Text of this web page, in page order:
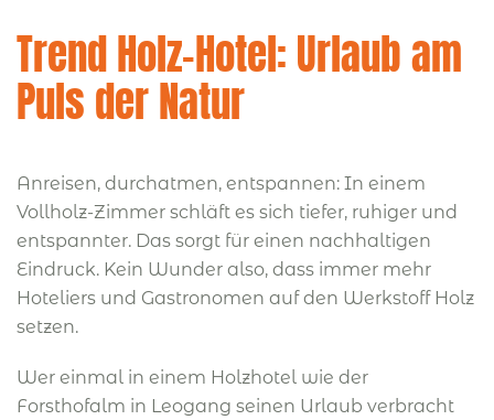
Trend Holz-Hotel: Urlaub am
Puls der Natur
Anreisen, durchatmen, entspannen: In einem
Vollholz-Zimmer schläft es sich tiefer, ruhiger und
entspannter. Das sorgt für einen nachhaltigen
Eindruck. Kein Wunder also, dass immer mehr
Hoteliers und Gastronomen auf den Werkstoff Holz
setzen.
Wer einmal in einem Holzhotel wie der
Forsthofalm in Leogang seinen Urlaub verbracht